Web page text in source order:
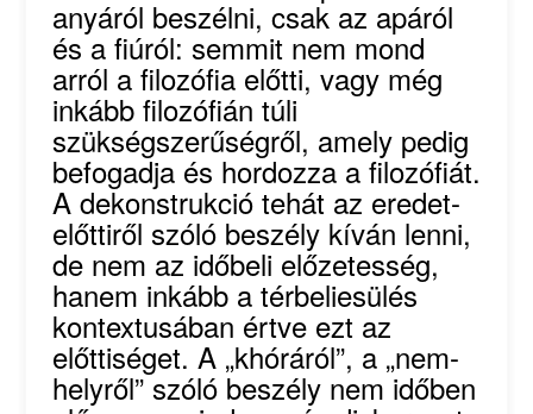
anyáról beszélni, csak az apáról
és a fiúról: semmit nem mond
arról a filozófia előtti, vagy még
inkább filozófián túli
szükségszerűségről, amely pedig
befogadja és hordozza a filozófiát.
A dekonstrukció tehát az eredet-
előttiről szóló beszély kíván lenni,
de nem az időbeli előzetesség,
hanem inkább a térbeliesülés
kontextusában értve ezt az
előttiséget. A „khóráról”, a „nem-
helyről” szóló beszély nem időben